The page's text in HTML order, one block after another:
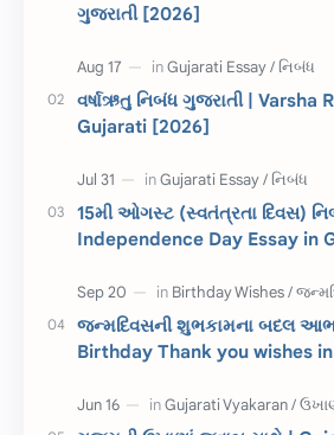
ચાલીસા
દિવાળી
સ્પીચ ગુજરાતી
રક્ષાબંધન 26
જાણવા જેવું ધોરણ 8
શિક્ષક દિવસ
કહેવતો
Gujarati Slogans
ગુજરાતી [2026]
વર્ષાઋતુ નિબંધ ગુજરાતી | Varsha
Gujarati [2026]
15મી ઓગસ્ટ (સ્વતંત્રતા દિવસ)
Independence Day Essay in
જન્મદિવસની શુભકામના બદલ
Birthday Thank you wishes